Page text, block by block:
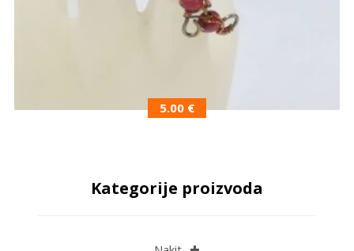
5.00 €
Kategorije proizvoda